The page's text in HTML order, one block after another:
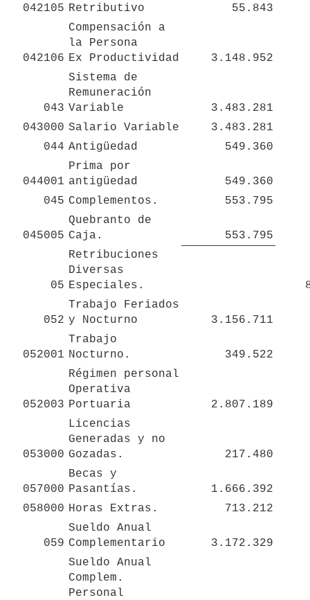
042105 Retributivo
55.843
042106
Compensación a
la Persona
Ex Productividad
3.148.952
043
Sistema de
Remuneración
Variable
3.483.281
043000 Salario Variable
3.483.281
044 Antigüedad 549.360
044001
Prima por
antigüedad
549.360
045 Complementos. 553.795
045005
Quebranto de
Caja.
553.795
05
Retribuciones
Diversas
Especiales.
052
Trabajo Feriados
y Nocturno
3.156.711
052001
Trabajo
Nocturno.
349.522
052003
Régimen personal
Operativa
Portuaria
2.807.189
053000
Licencias
Generadas y no
Gozadas.
217.480
057000
Becas y
Pasantías.
1.666.392
058000 Horas Extras. 713.212
059
Sueldo Anual
Complementario
3.172.329
Sueldo Anual
Complem.
Personal